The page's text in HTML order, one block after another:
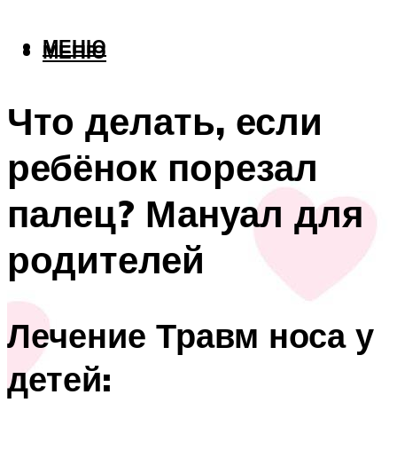
МЕНЮ
МЕНЮ
Что делать, если
ребёнок порезал
палец? Мануал для
родителей
Лечение Травм носа у
детей: